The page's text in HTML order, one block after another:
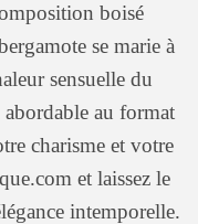
boisé
se marie à
sensuelle du
au format
charisme et votre
et laissez le
intemporelle.